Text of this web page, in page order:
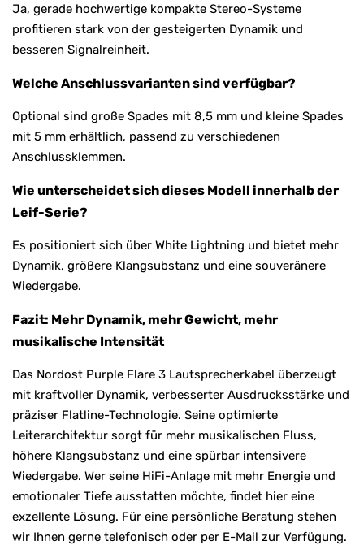
Ja, gerade hochwertige kompakte Stereo-Systeme
profitieren stark von der gesteigerten Dynamik und
besseren Signalreinheit.
Welche Anschlussvarianten sind verfügbar?
Optional sind große Spades mit 8,5 mm und kleine Spades
mit 5 mm erhältlich, passend zu verschiedenen
Anschlussklemmen.
Wie unterscheidet sich dieses Modell innerhalb der
Leif-Serie?
Es positioniert sich über White Lightning und bietet mehr
Dynamik, größere Klangsubstanz und eine souveränere
Wiedergabe.
Fazit: Mehr Dynamik, mehr Gewicht, mehr
musikalische Intensität
Das Nordost Purple Flare 3 Lautsprecherkabel überzeugt
mit kraftvoller Dynamik, verbesserter Ausdrucksstärke und
präziser Flatline-Technologie. Seine optimierte
Leiterarchitektur sorgt für mehr musikalischen Fluss,
höhere Klangsubstanz und eine spürbar intensivere
Wiedergabe. Wer seine HiFi-Anlage mit mehr Energie und
emotionaler Tiefe ausstatten möchte, findet hier eine
exzellente Lösung. Für eine persönliche Beratung stehen
wir Ihnen gerne telefonisch oder per E-Mail zur Verfügung.